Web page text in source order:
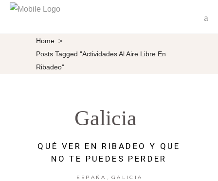
Home >
Posts Tagged "Actividades Al Aire Libre En
Ribadeo"
Galicia
QUÉ VER EN RIBADEO Y QUE
NO TE PUEDES PERDER
ESPAÑA GALICIA